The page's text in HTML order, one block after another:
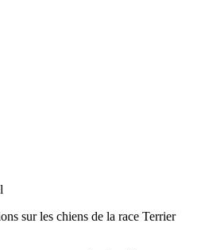
sur les chiens de la race Terrier